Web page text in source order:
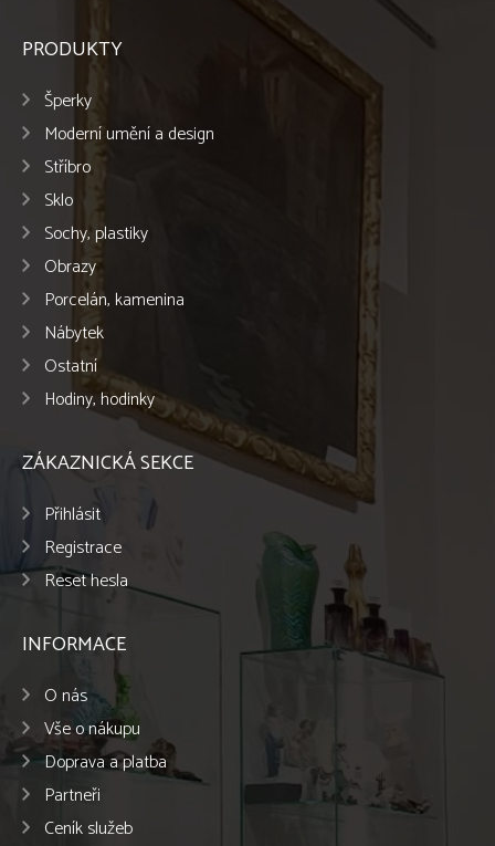
PRODUKTY
Šperky
Moderní umění a design
Stříbro
Sklo
Sochy, plastiky
Obrazy
Porcelán, kamenina
Nábytek
Ostatní
Hodiny, hodinky
ZÁKAZNICKÁ SEKCE
Přihlásit
Registrace
Reset hesla
INFORMACE
O nás
Vše o nákupu
Doprava a platba
Partneři
Ceník služeb